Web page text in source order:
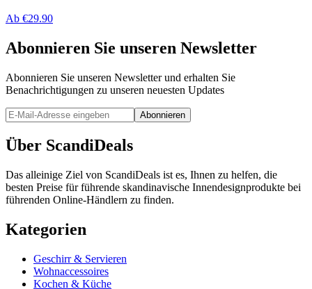
Ab €29.90
Abonnieren Sie unseren Newsletter
Abonnieren Sie unseren Newsletter und erhalten Sie
Benachrichtigungen zu unseren neuesten Updates
Abonnieren
Über ScandiDeals
Das alleinige Ziel von ScandiDeals ist es, Ihnen zu helfen, die
besten Preise für führende skandinavische Innendesignprodukte bei
führenden Online-Händlern zu finden.
Kategorien
Geschirr & Servieren
Wohnaccessoires
Kochen & Küche